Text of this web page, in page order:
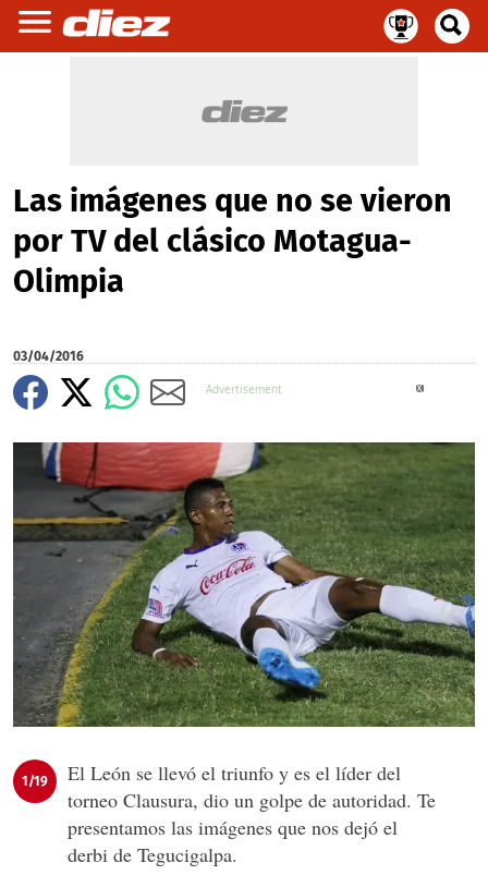
Las imágenes que no se vieron
por TV del clásico Motagua-
Olimpia
03/04/2016
1/19
El León se llevó el triunfo y es el líder del
torneo Clausura, dio un golpe de autoridad. Te
presentamos las imágenes que nos dejó el
derbi de Tegucigalpa.
X